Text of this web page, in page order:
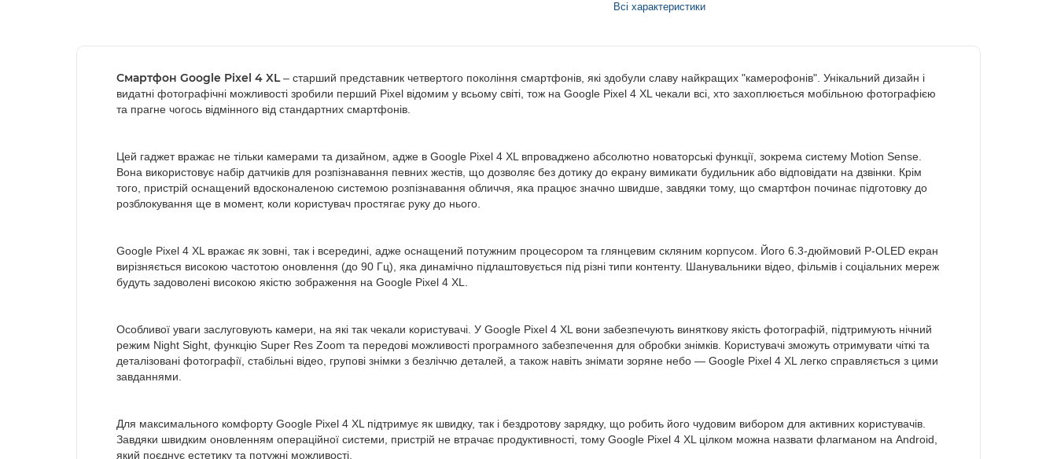
Всі характеристики
Смартфон Google Pixel 4 XL– старший представник четвертого покоління смартфонів, які здобули славу найкращих "камерофонів". Унікальний дизайн і
видатні фотографічні можливості зробили перший Pixel відомим у всьому світі, тож на Google Pixel 4 XL чекали всі, хто захоплюється мобільною фотографією
та прагне чогось відмінного від стандартних смартфонів.
Цей гаджет вражає не тільки камерами та дизайном, адже в Google Pixel 4 XL впроваджено абсолютно новаторські функції, зокрема систему Motion Sense.
Вона використовує набір датчиків для розпізнавання певних жестів, що дозволяє без дотику до екрану вимикати будильник або відповідати на дзвінки. Крім
того, пристрій оснащений вдосконаленою системою розпізнавання обличчя, яка працює значно швидше, завдяки тому, що смартфон починає підготовку до
розблокування ще в момент, коли користувач простягає руку до нього.
Google Pixel 4 XL вражає як зовні, так і всередині, адже оснащений потужним процесором та глянцевим скляним корпусом. Його 6.3-дюймовий P-OLED екран
вирізняється високою частотою оновлення (до 90 Гц), яка динамічно підлаштовується під різні типи контенту. Шанувальники відео, фільмів і соціальних мереж
будуть задоволені високою якістю зображення на Google Pixel 4 XL.
Особливої уваги заслуговують камери, на які так чекали користувачі. У Google Pixel 4 XL вони забезпечують виняткову якість фотографій, підтримують нічний
режим Night Sight, функцію Super Res Zoom та передові можливості програмного забезпечення для обробки знімків. Користувачі зможуть отримувати чіткі та
деталізовані фотографії, стабільні відео, групові знімки з безліччю деталей, а також навіть знімати зоряне небо — Google Pixel 4 XL легко справляється з цими
завданнями.
Для максимального комфорту Google Pixel 4 XL підтримує як швидку, так і бездротову зарядку, що робить його чудовим вибором для активних користувачів.
Завдяки швидким оновленням операційної системи, пристрій не втрачає продуктивності, тому Google Pixel 4 XL цілком можна назвати флагманом на Android,
який поєднує естетику та потужні можливості.